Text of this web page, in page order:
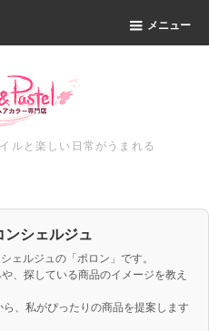
メニュー
ルと楽しい日常がうまれる
シェルジュ
ェルジュの「ポロン」です。
、探している商品のイメージを教え
ら、私がぴったりの商品を提案します